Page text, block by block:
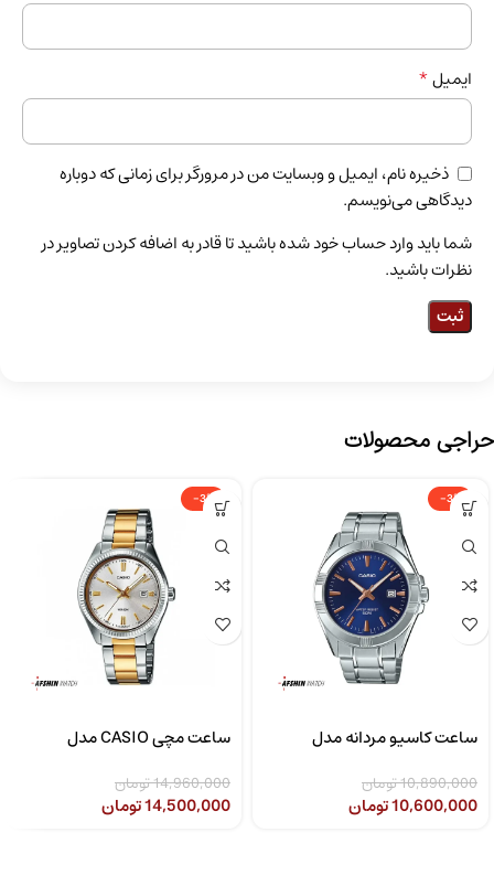
ایمیل*
ذخیره نام، ایمیل و وبسایت من در مرورگر برای زمانی که دوباره
دیدگاهی می‌نویسم.
شما باید وارد حساب خود شده باشید تا قادر به اضافه کردن تصاویر در
نظرات باشید.
حراجی محصولات
-3%
ساعت کاسیو مردانه مدل
10,890,000تومان
10,600,000تومان
-3%
ساعت مچی CASIO مدل
14,960,000تومان
14,500,000تومان